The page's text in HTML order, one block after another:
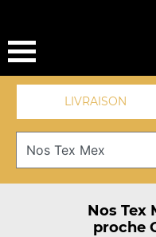
LIVRAISON
Nos Tex
proche